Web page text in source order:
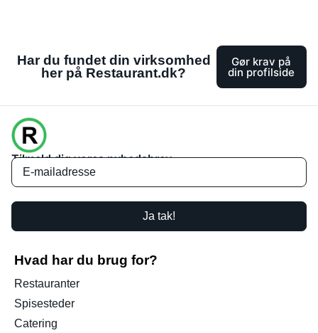
Har du fundet din virksomhed
her på Restaurant.dk?
Gør krav på
din profilside
Tilmeld dig vores nyhedsbrev
Ja tak!
Hvad har du brug for?
Restauranter
Spisesteder
Catering